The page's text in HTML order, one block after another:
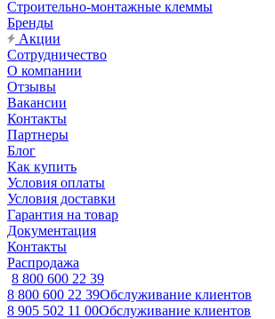
Строительно-монтажные клеммы
Бренды
Акции
Сотрудничество
О компании
Отзывы
Вакансии
Контакты
Партнеры
Блог
Как купить
Условия оплаты
Условия доставки
Гарантия на товар
Документация
Контакты
Распродажа
8 800 600 22 39
8 800 600 22 39Обслуживание клиентов
8 905 502 11 00Обслуживание клиентов